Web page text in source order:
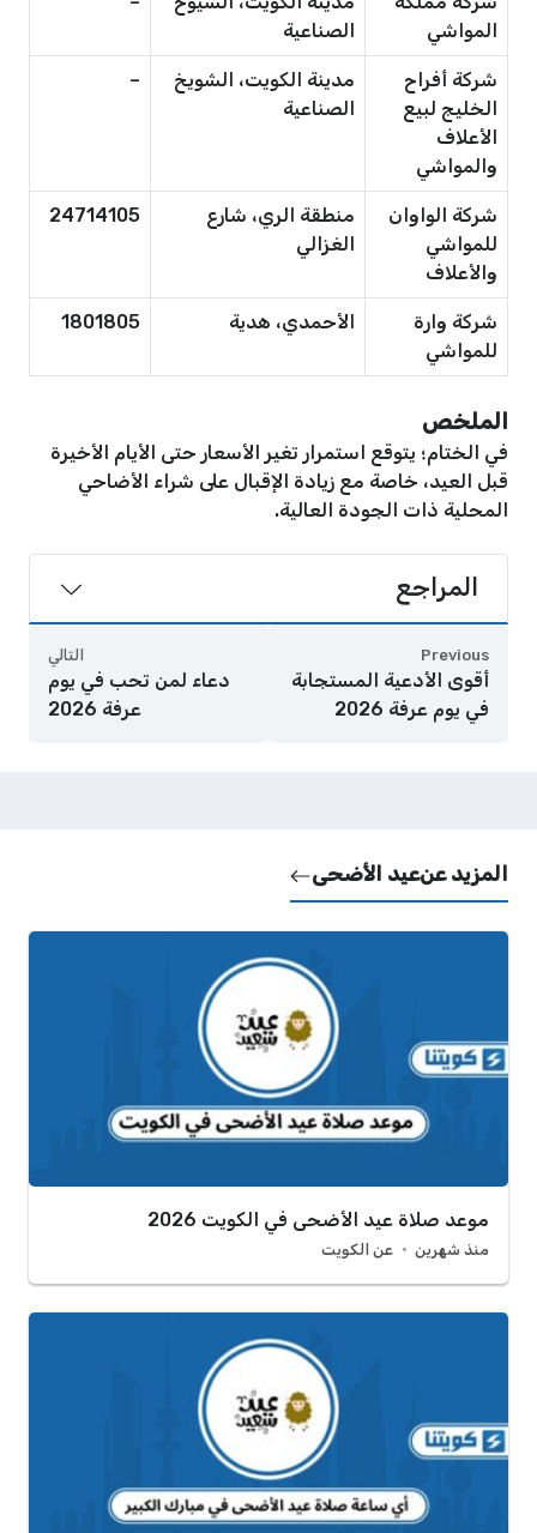
المواشي
الصناعية
شركة أفراح
الخليج لبيع
الأعلاف
والمواشي
مدينة الكويت، الشويخ
الصناعية
–
شركة الواوان
للمواشي
والأعلاف
منطقة الري، شارع
الغزالي
24714105
شركة وارة
للمواشي
الأحمدي، هدية 1801805
الملخص
في الختام؛ يتوقع استمرار تغير الأسعار حتى الأيام الأخيرة
قبل العيد، خاصة مع زيادة الإقبال على شراء الأضاحي
المحلية ذات الجودة العالية.
المراجع
Previous
أقوى الأدعية المستجابة
في يوم عرفة 2026
التالي
دعاء لمن تحب في يوم
عرفة 2026
المزيد عنعيد الأضحى
موعد صلاة عيد الأضحى في الكويت 2026
منذ شهرين عن الكويت